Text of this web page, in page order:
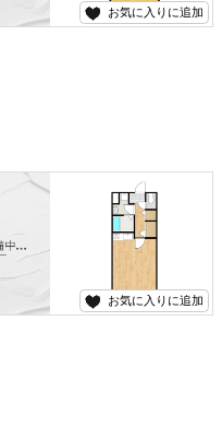
お気に入りに追加
お気に入りに追加